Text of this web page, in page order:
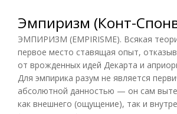
Эмпиризм (Конт-
ЭМПИРИЗМ (EMPIRISME). Всякая
первое место ставящая опыт,
от врожденных идей Декарта и
Для эмпирика разум не является
абсолютной данностью — он сам
как внешнего (ощущение), так и